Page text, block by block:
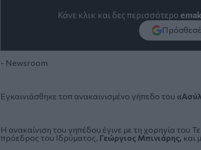
Κάνε κλικ και δες περισσότερο
Πρόσθεσέ
- Newsroom
Εγκαινιάσθηκε τοπ ανακαινισμένο γήπεδο του
Η ανακαίνιση του γηπέδου έγινε με τη χορηγία του
πρόεδρος του Ιδρύματος, Γεώργιος Μπινιάρης, και